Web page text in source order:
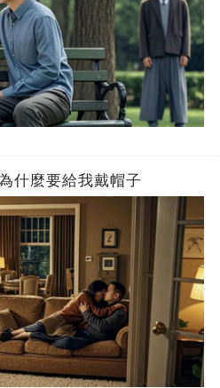
什麼要給我戴帽子